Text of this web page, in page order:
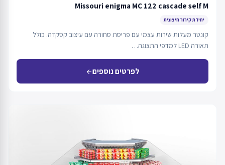
Missouri enigma MC 122 cascade self M
יחידת קירור חיצונית
קונטר מעלות שירות עצמי עם פריסת סחורה עם עיצוב קסקדה. כולל
תאורה LED למדפי התצוגה…
לפרטים נוספיםarrow_back